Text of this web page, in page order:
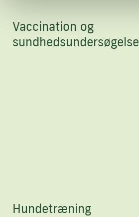
Vaccination og
sundhedsundersøgelse
Hundetræning